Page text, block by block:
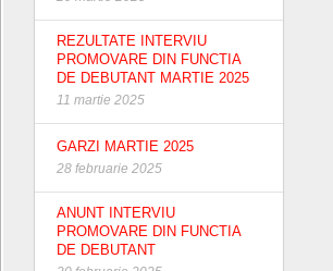
REZULTATE INTERVIU
PROMOVARE DIN FUNCTIA
DE DEBUTANT MARTIE 2025
11 martie 2025
GARZI MARTIE 2025
28 februarie 2025
ANUNT INTERVIU
PROMOVARE DIN FUNCTIA
DE DEBUTANT